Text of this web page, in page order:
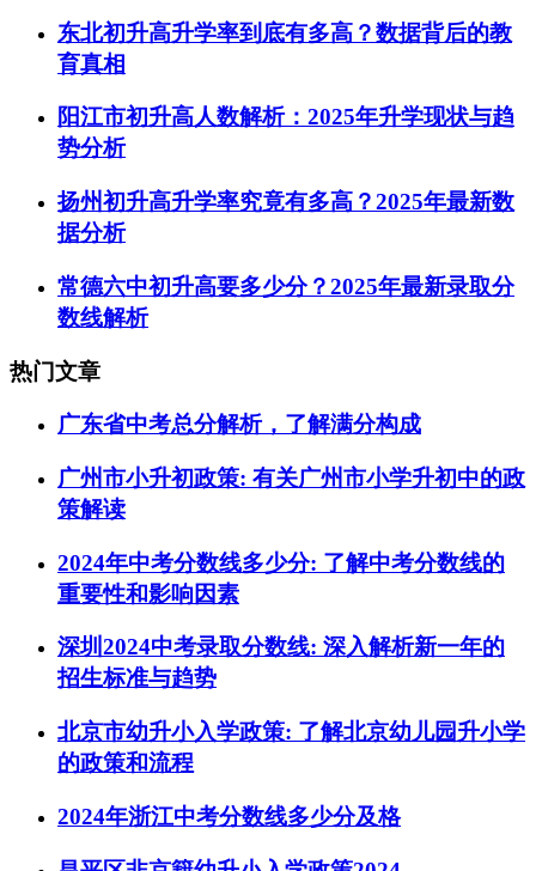
东北初升高升学率到底有多高？数据背后的教
育真相
阳江市初升高人数解析：2025年升学现状与趋
势分析
扬州初升高升学率究竟有多高？2025年最新数
据分析
常德六中初升高要多少分？2025年最新录取分
数线解析
热门文章
广东省中考总分解析，了解满分构成
广州市小升初政策: 有关广州市小学升初中的政
策解读
2024年中考分数线多少分: 了解中考分数线的
重要性和影响因素
深圳2024中考录取分数线: 深入解析新一年的
招生标准与趋势
北京市幼升小入学政策: 了解北京幼儿园升小学
的政策和流程
2024年浙江中考分数线多少分及格